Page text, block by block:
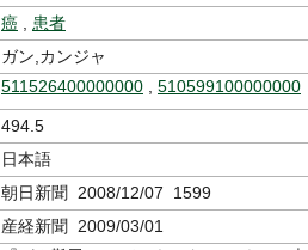
癌
患者
ガン,カンジャ
511526400000000 510599100000000
494.5
日本語
朝日新聞 2008/12/07 1599
産経新聞 2009/03/01